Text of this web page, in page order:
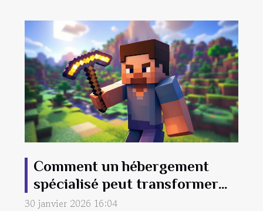
Comment un hébergement
spécialisé peut transformer
votre expérience Minecraft ?
30 janvier 2026 16:04